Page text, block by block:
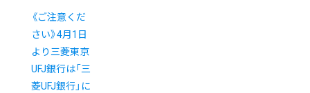
《ご注意くだ
さい》4月1日
より三菱東京
UFJ銀行は「三
菱UFJ銀行」に